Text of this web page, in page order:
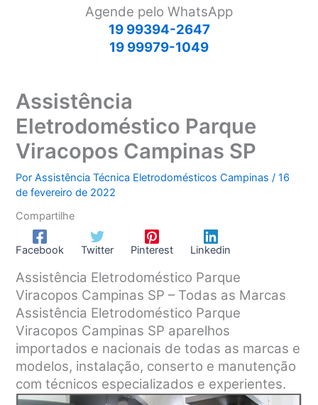
Agende pelo WhatsApp
19 99394-2647
19 99979-1049
Assistência
Eletrodoméstico Parque
Viracopos Campinas SP
PorAssistência Técnica Eletrodomésticos Campinas/16
de fevereiro de 2022
Compartilhe
Facebook Twitter Pinterest Linkedin
Assistência Eletrodoméstico Parque
Viracopos Campinas SP – Todas as Marcas
Assistência Eletrodoméstico Parque
Viracopos Campinas SP aparelhos
importados e nacionais de todas as marcas e
modelos, instalação, conserto e manutenção
com técnicos especializados e experientes.